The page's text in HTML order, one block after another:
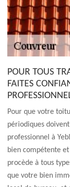
POUR TOUS
FAITES
Pour que votre
périodiques
professionnel à
bien compétente
procède à tous
que votre bien